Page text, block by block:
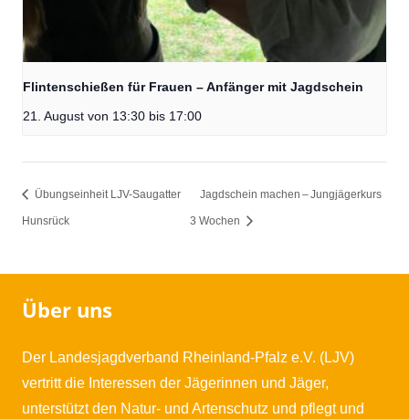
Flintenschießen für Frauen – Anfänger mit Jagdschein
21. August von 13:30 bis 17:00
Übungseinheit LJV-Saugatter
Hunsrück
Jagdschein machen – Jungjägerkurs
3 Wochen
Über uns
Der Landesjagdverband Rheinland-Pfalz e.V. (LJV)
vertritt die Interessen der Jägerinnen und Jäger,
unterstützt den Natur- und Artenschutz und pflegt und